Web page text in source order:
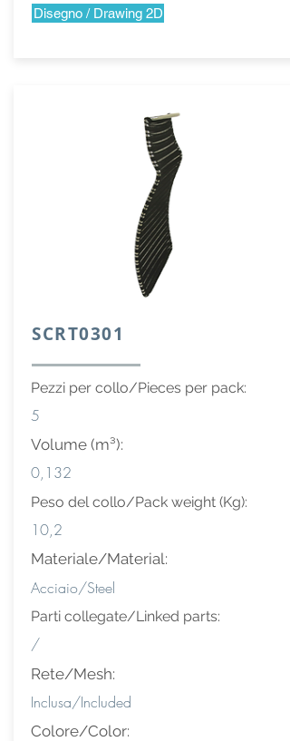
Disegno / Drawing 2D
SCRT0301
Pezzi per collo/Pieces per pack:
5
Volume (m³):
0,132
Peso del collo/Pack weight (Kg):
10,2
Materiale/Material:
Acciaio/Steel
Parti collegate/Linked parts:
/
Rete/Mesh:
Inclusa/Included
Colore/Color: